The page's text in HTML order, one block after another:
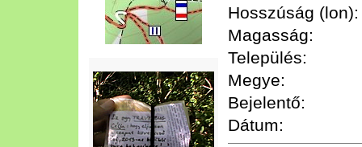
Hosszúság (lon):
Magasság:
Település:
Megye:
Bejelentő:
Dátum: